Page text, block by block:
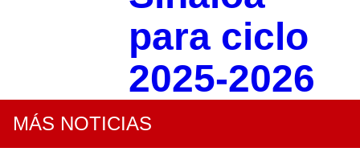
para ciclo
2025-2026
MÁS NOTICIAS